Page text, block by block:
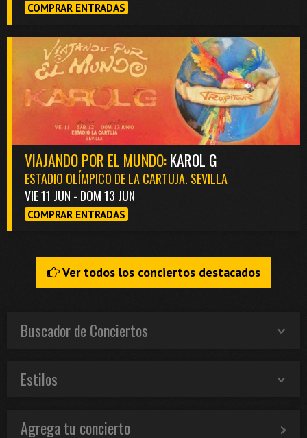
COMPRAR ENTRADAS
VIAJANDO POR EL MUNDO:KAROL G
ESTADIO OLÍMPICO DE LA CARTUJA. SEVILLA
VIE 11 JUN - DOM 13 JUN
COMPRAR ENTRADAS
Ver todos los conciertos destacados
Buscador de Conciertos
Estilos
Agrega tu concierto